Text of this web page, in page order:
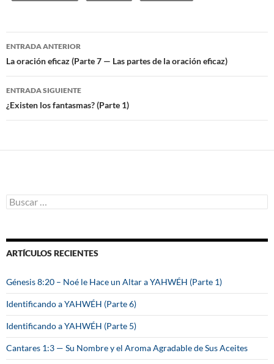
Navegación
de
entradas
ENTRADA ANTERIOR
La oración eficaz (Parte 7 — Las partes de la oración eficaz)
ENTRADA SIGUIENTE
¿Existen los fantasmas? (Parte 1)
B
u
a
r
ARTÍCULOS RECIENTES
Génesis 8:20 – Noé le Hace un Altar a YAHWÉH (Parte 1)
Identificando a YAHWÉH (Parte 6)
Identificando a YAHWÉH (Parte 5)
Cantares 1:3 — Su Nombre y el Aroma Agradable de Sus Aceites